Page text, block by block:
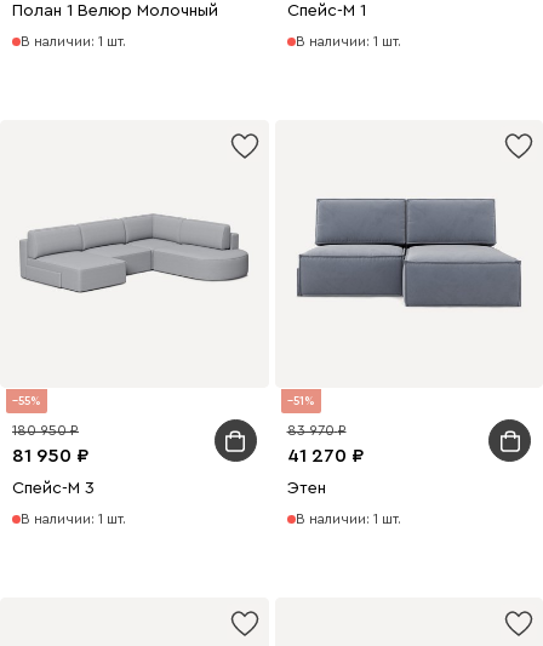
Полан 1 Велюр Молочный
В наличии: 1 шт.
Спейс-М 1
В наличии: 1 шт.
55
81 950
180 950
Спейс-М 3
В наличии: 1 шт.
51
41 270
83 970
Этен
В наличии: 1 шт.